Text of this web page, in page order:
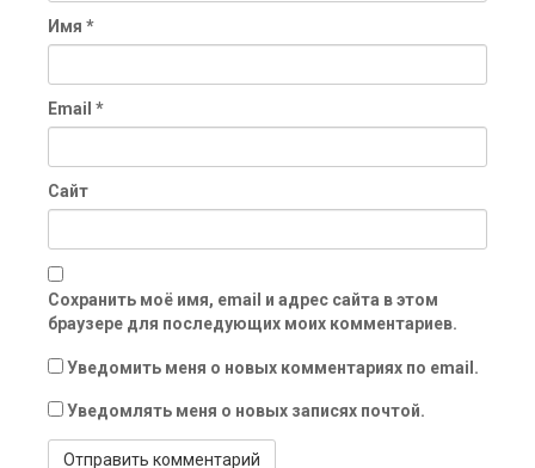
Имя *
Email *
Сайт
Сохранить моё имя, email и адрес сайта в этом
браузере для последующих моих комментариев.
Уведомить меня о новых комментариях по email.
Уведомлять меня о новых записях почтой.